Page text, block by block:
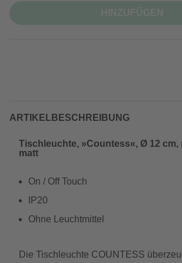
ARTIKELBESCHREIBUNG
Tischleuchte, »Countess«, Ø 12 cm,
matt
On / Off Touch
IP20
Ohne Leuchtmittel
Die Tischleuchte COUNTESS